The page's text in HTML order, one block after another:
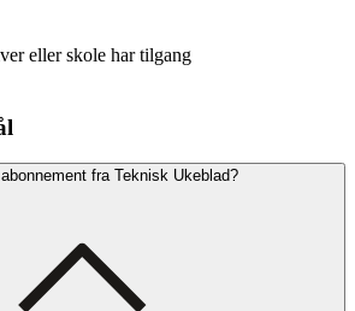
eller skole har tilgang
fra Teknisk Ukeblad?